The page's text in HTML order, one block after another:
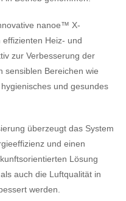
nanoe™ X-
Heiz- und
zur Verbesserung der
sensiblen Bereichen wie
und gesundes
überzeugt das System
und einen
Lösung
auch die Luftqualität in
werden.